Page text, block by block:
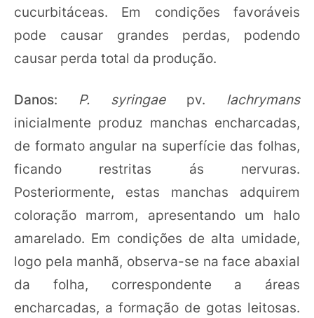
cucurbitáceas. Em condições favoráveis
pode causar grandes perdas, podendo
causar perda total da produção.
Danos: P. syringaepv. lachrymans
inicialmente produz manchas encharcadas,
de formato angular na superfície das folhas,
ficando restritas ás nervuras.
Posteriormente, estas manchas adquirem
coloração marrom, apresentando um halo
amarelado. Em condições de alta umidade,
logo pela manhã, observa-se na face abaxial
da folha, correspondente a áreas
encharcadas, a formação de gotas leitosas.